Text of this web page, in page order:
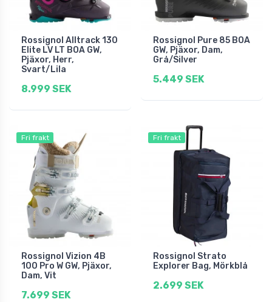
Rossignol Alltrack 130
Elite LV LT BOA GW,
Pjäxor, Herr,
Svart/Lila
8.999 SEK
Rossignol Pure 85 BOA
GW, Pjäxor, Dam,
Grå/Silver
5.449 SEK
Fri frakt
Rossignol Vizion 4B
100 Pro W GW, Pjäxor,
Dam, Vit
7.699 SEK
Fri frakt
Rossignol Strato
Explorer Bag, Mörkblå
2.699 SEK